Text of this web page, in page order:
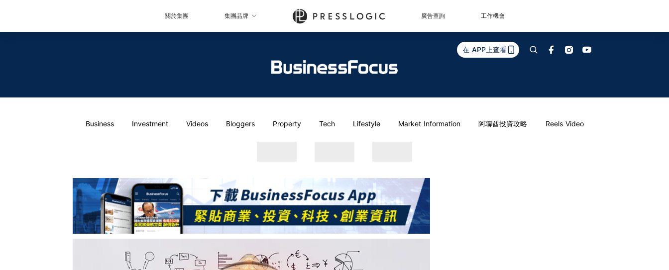
關於集團 集團品牌 廣告查詢 工作機會
在 APP上查看
Business Investment Videos Bloggers Property Tech Lifestyle Market Information 阿聯酋投資攻略 Reels Video